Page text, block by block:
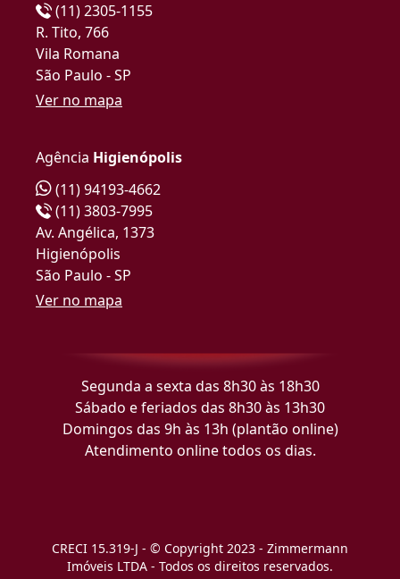
(11) 2305-1155
R. Tito, 766
Vila Romana
São Paulo - SP
Ver no mapa
Agência Higienópolis
(11) 94193-4662
(11) 3803-7995
Av. Angélica, 1373
Higienópolis
São Paulo - SP
Ver no mapa
Segunda a sexta das 8h30 às 18h30
Sábado e feriados das 8h30 às 13h30
Domingos das 9h às 13h (plantão online)
Atendimento online todos os dias.
CRECI 15.319-J - © Copyright 2023 - Zimmermann
Imóveis LTDA - Todos os direitos reservados.